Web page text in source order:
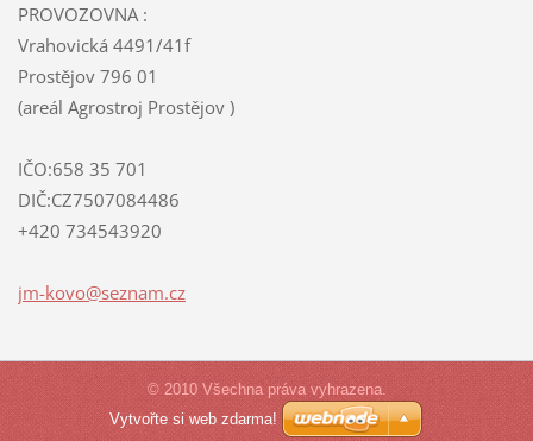
PROVOZOVNA :
Vrahovická 4491/41f
Prostějov 796 01
(areál Agrostroj Prostějov )
IČO:658 35 701
DIČ:CZ7507084486
+420 734543920
jm-kovo@seznam.cz
© 2010 Všechna práva vyhrazena.
Vytvořte si web zdarma!